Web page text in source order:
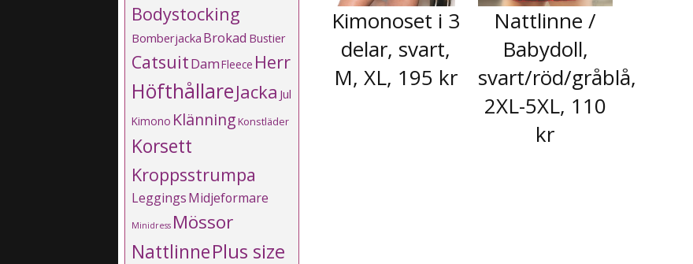
Kimonoset i 3
delar, svart,
M, XL, 195 kr
Nattlinne /
Babydoll,
svart/röd/gråblå,
2XL-5XL, 110
kr
Bodystocking
Bomberjacka Brokad Bustier
CatsuitDamFleece Herr
HöfthållareJacka Jul
Kimono KlänningKonstläder
Korsett
Kroppsstrumpa
LeggingsMidjeformare
Minidress Mössor
NattlinnePlus size